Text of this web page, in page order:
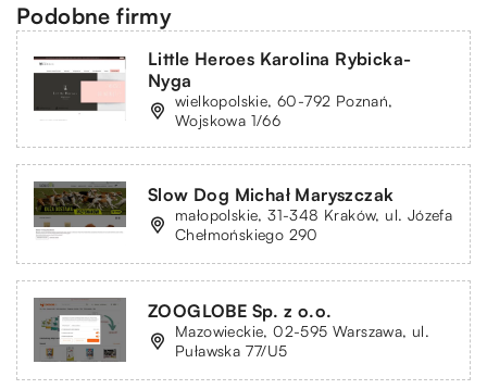
Podobne firmy
Little Heroes Karolina Rybicka-
Nyga
wielkopolskie, 60-792 Poznań,
Wojskowa 1/66
Slow Dog Michał Maryszczak
małopolskie, 31-348 Kraków, ul. Józefa
Chełmońskiego 290
ZOOGLOBE Sp. z o.o.
Mazowieckie, 02-595 Warszawa, ul.
Puławska 77/U5